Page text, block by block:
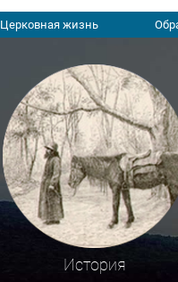
Церковная жизнь
История